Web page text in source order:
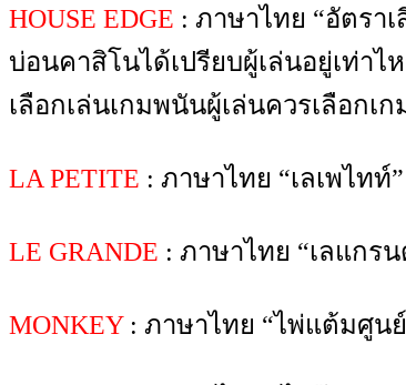
HOUSE EDGE : ภาษาไทย “อัตรา
บ่อนคาสิโนได้เปรียบผู้เล่นอยู่เท่าไ
เลือกเล่นเกมพนันผู้เล่นควรเลือกเ
LA PETITE : ภาษาไทย “เลเพไท
LE GRANDE : ภาษาไทย “เลแกร
MONKEY: ภาษาไทย “ไพ่แต้มศูน